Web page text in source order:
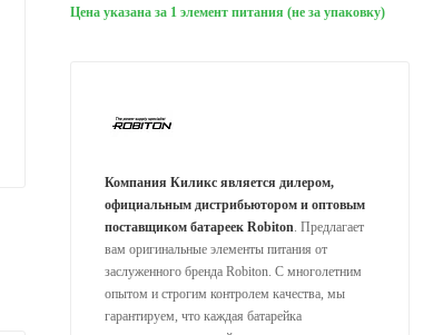
Цена указана за 1 элемент питания (не за упаковку)
Компания Киликс является дилером,
официальным дистрибьютором и оптовым
поставщиком батареек Robiton . Предлагает
вам оригинальные элементы питания от
заслуженного бренда Robiton. С многолетним
опытом и строгим контролем качества, мы
гарантируем, что каждая батарейка